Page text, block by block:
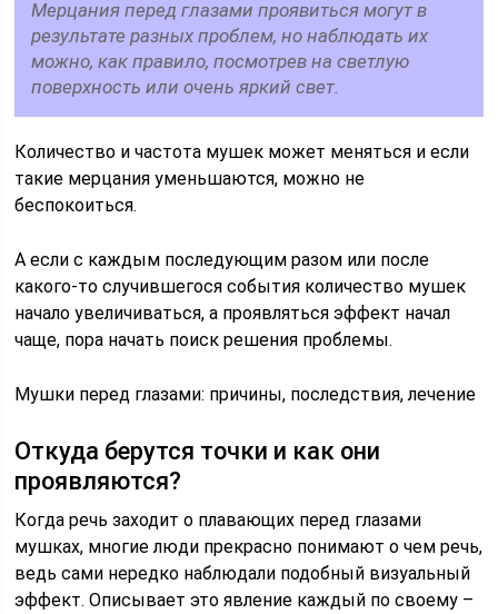
Мерцания перед глазами проявиться могут в
результате разных проблем, но наблюдать их
можно, как правило, посмотрев на светлую
поверхность или очень яркий свет.
Количество и частота мушек может меняться и если
такие мерцания уменьшаются, можно не
беспокоиться.
А если с каждым последующим разом или после
какого-то случившегося события количество мушек
начало увеличиваться, а проявляться эффект начал
чаще, пора начать поиск решения проблемы.
Мушки перед глазами: причины, последствия, лечение
Откуда берутся точки и как они
проявляются?
Когда речь заходит о плавающих перед глазами
мушках, многие люди прекрасно понимают о чем речь,
ведь сами нередко наблюдали подобный визуальный
эффект. Описывает это явление каждый по своему –